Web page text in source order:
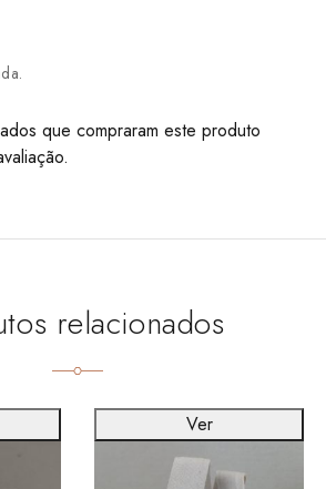
que compraram este produto
relacionados
Ver